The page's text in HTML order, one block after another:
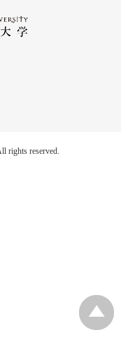
rights reserved.